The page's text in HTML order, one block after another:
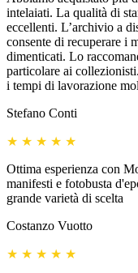
intelaiati. La qualità di
eccellenti. L’archivio a
consente di recuperare i
dimenticati. Lo
particolare ai
i tempi di lavorazione
Stefano Conti
★ ★ ★ ★ ★
Ottima esperienza con
manifesti e fotobusta
grande varietà di scelta
Costanzo Vuotto
★ ★ ★ ★ ★